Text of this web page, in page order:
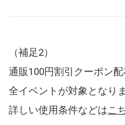
（補足2）
通販100円割引クーポン
全イベントが対象となりま
詳しい使用条件などはこ